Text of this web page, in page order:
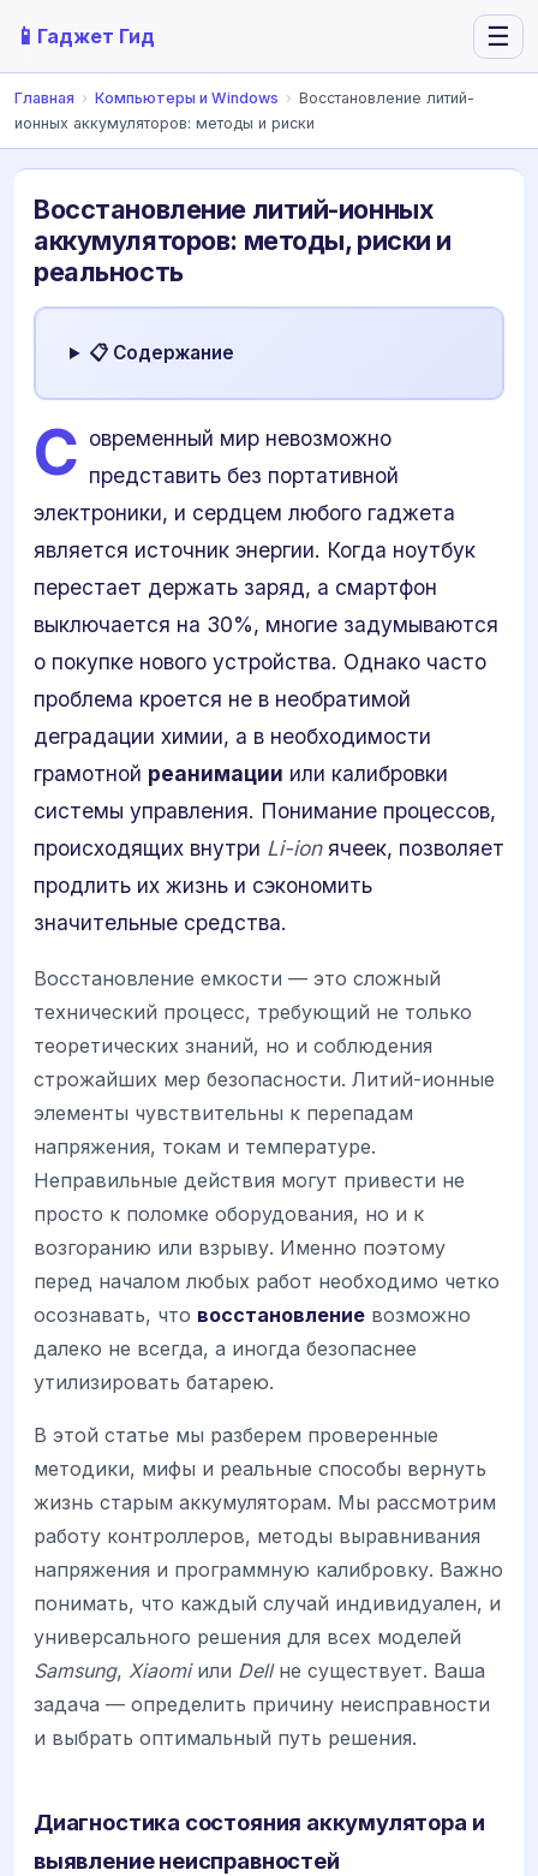
📱 Гаджет Гид ☰
Главная › Компьютеры и Windows › Восстановление литий-
ионных аккумуляторов: методы и риски
Восстановление литий-ионных
аккумуляторов: методы, риски и
реальность
📋 Содержание
С овременный мир невозможно
представить без портативной
электроники, и сердцем любого гаджета
является источник энергии. Когда ноутбук
перестает держать заряд, а смартфон
выключается на 30%, многие задумываются
о покупке нового устройства. Однако часто
проблема кроется не в необратимой
деградации химии, а в необходимости
грамотной реанимации или калибровки
системы управления. Понимание процессов,
происходящих внутри Li-ionячеек, позволяет
продлить их жизнь и сэкономить
значительные средства.
Восстановление емкости — это сложный
технический процесс, требующий не только
теоретических знаний, но и соблюдения
строжайших мер безопасности. Литий-ионные
элементы чувствительны к перепадам
напряжения, токам и температуре.
Неправильные действия могут привести не
просто к поломке оборудования, но и к
возгоранию или взрыву. Именно поэтому
перед началом любых работ необходимо четко
осознавать, что восстановление возможно
далеко не всегда, а иногда безопаснее
утилизировать батарею.
В этой статье мы разберем проверенные
методики, мифы и реальные способы вернуть
жизнь старым аккумуляторам. Мы рассмотрим
работу контроллеров, методы выравнивания
напряжения и программную калибровку. Важно
понимать, что каждый случай индивидуален, и
универсального решения для всех моделей
Samsung, Xiaomiили Dellне существует. Ваша
задача — определить причину неисправности
и выбрать оптимальный путь решения.
Диагностика состояния аккумулятора и
выявление неисправностей